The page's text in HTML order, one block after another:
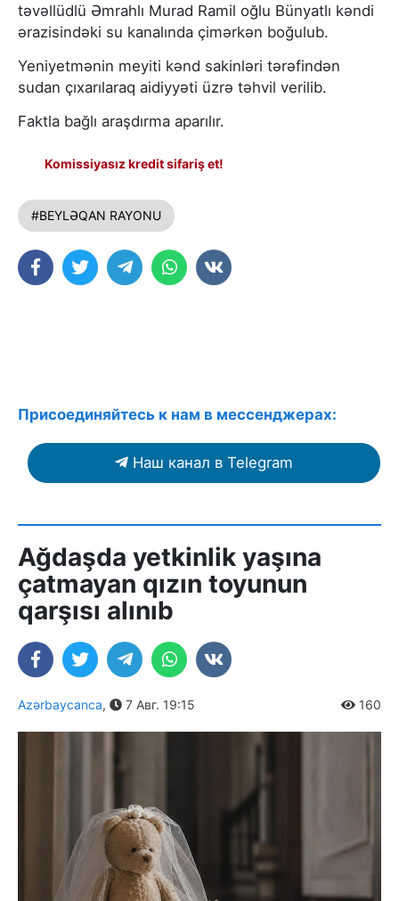
təvəllüdlü Əmrahlı Murad Ramil oğlu Bünyatlı kəndi
ərazisindəki su kanalında çimərkən boğulub.
Yeniyetmənin meyiti kənd sakinləri tərəfindən
sudan çıxarılaraq aidiyyəti üzrə təhvil verilib.
Faktla bağlı araşdırma aparılır.
Komissiyasız kredit sifariş et!
#BEYLƏQAN RAYONU
Присоединяйтесь к нам в мессенджерах:
Наш канал в Telegram
Ağdaşda yetkinlik yaşına
çatmayan qızın toyunun
qarşısı alınıb
Azərbaycanca, 7 Авг. 19:15 160